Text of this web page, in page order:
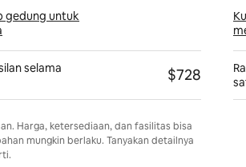
gedung untuk
selama
$728
Harga, ketersediaan, dan fasilitas bisa
mungkin berlaku. Tanyakan detailnya